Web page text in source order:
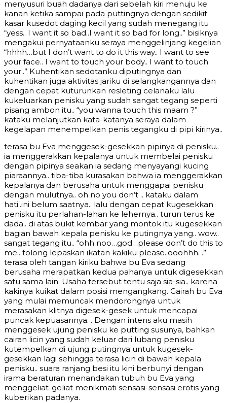
menyusuri buah dadanya dari sebelah kiri menuju ke
kanan ketika sampai pada puttingnya dengan sedikit
kasar kusedot daging kecil yang sudah menegang itu
“yess.. I want it so bad..I want it so bad for long..” bisiknya
mengakui pernyataanku seraya menggelinjang kegelian
“hhhh…but I don’t want to do it this way.. I want to see
your face.. I want to touch your body.. I want to touch
your..” Kuhentikan sedotanku diputingnya dan
kuhentikan juga aktivitas jariku di selangkangannya dan
dengan cepat kuturunkan resleting celanaku lalu
kukeluarkan penisku yang sudah sangat tegang seperti
pisang ambon itu.. “you wanna touch this maam ?”
kataku melanjutkan kata-katanya seraya dalam
kegelapan menempelkan penis tegangku di pipi kirinya..
terasa bu Eva menggesek-gesekkan pipinya di penisku..
ia menggerakkan kepalanya untuk membelai penisku
dengan pipinya seakan ia sedang menyayangi kucing
piaraannya.. tiba-tiba kurasakan bahwa ia menggerakkan
kepalanya dan berusaha untuk menggapai penisku
dengan mulutnya.. oh no you don’t .. kataku dalam
hati..ini belum saatnya.. lalu dengan cepat kugesekkan
penisku itu perlahan-lahan ke lehernya.. turun terus ke
dada.. di atas bukit kembar yang montok itu kugesekkan
bagian bawah kepala penisku ke putingnya yang.. wow..
sangat tegang itu.. “ohh noo…god…please don’t do this to
me.. tolong lepaskan ikatan kakiku please..ooohhh. .”
terasa oleh tangan kiriku bahwa bu Eva sedang
berusaha merapatkan kedua pahanya untuk digesekkan
satu sama lain. Usaha tersebut tentu saja sia-sia.. karena
kakinya kuikat dalam posisi mengangkang. Gairah bu Eva
yang mulai memuncak mendorongnya untuk
merasakan klitnya digesek-gesek untuk mencapai
puncak kepuasannya. . Dengan intens aku masih
menggesek ujung penisku ke putting susunya, bahkan
cairan licin yang sudah keluar dari lubang penisku
kutempelkan di ujung putingnya untuk kugesek-
gesekkan lagi sehingga terasa licin di bawah kepala
penisku.. suara ranjang besi itu kini berbunyi dengan
irama beraturan menandakan tubuh bu Eva yang
menggeliat-geliat menikmati sensasi-sensasi erotis yang
kuberikan padanya.